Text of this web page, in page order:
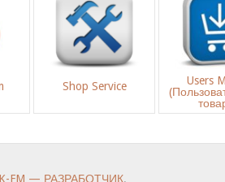
Shop Service
Users
FM — РАЗРАБОТЧИК.